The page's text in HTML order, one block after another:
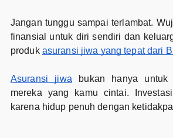
Jangan tunggu sampai terlambat.
finansial untuk diri sendiri dan
produk asuransi jiwa yang tepat dari
Asuransi jiwa bukan hanya untuk
mereka yang kamu cintai.
karena hidup penuh dengan